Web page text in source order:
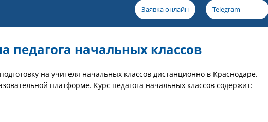
Заявка онлайн Telegram
педагога начальных классов
на учителя начальных классов дистанционно в Краснодаре.
платформе. Курс педагога начальных классов содержит: